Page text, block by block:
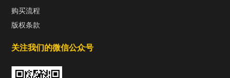
购买流程
版权条款
关注我们的微信公众号